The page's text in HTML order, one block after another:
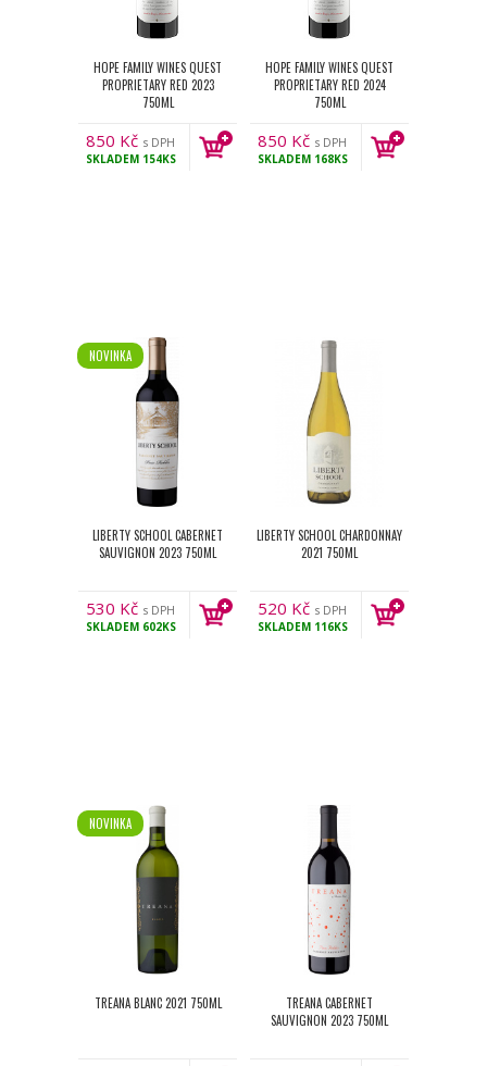
HOPE FAMILY WINES QUEST
PROPRIETARY RED 2023
750ML
850 Kč s DPH
SKLADEM 154KS
HOPE FAMILY WINES QUEST
PROPRIETARY RED 2024
750ML
850 Kč s DPH
SKLADEM 168KS
NOVINKA
LIBERTY SCHOOL CABERNET
SAUVIGNON 2023 750ML
530 Kč s DPH
SKLADEM 602KS
LIBERTY SCHOOL CHARDONNAY
2021 750ML
520 Kč s DPH
SKLADEM 116KS
NOVINKA
TREANA BLANC 2021 750ML
TREANA CABERNET
SAUVIGNON 2023 750ML